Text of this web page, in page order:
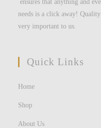
ensures that anything and
needs is a click away!
very important to us.
Quick Links
Home
Shop
About Us